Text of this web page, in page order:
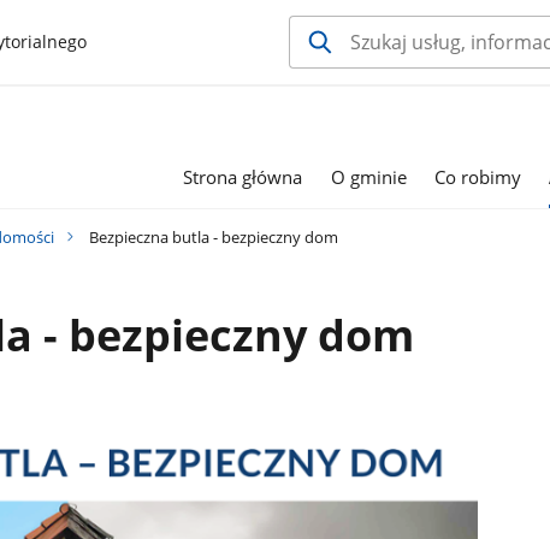
Strona główna O gminie Co robimy
Bezpieczna butla - bezpieczny dom
- bezpieczny dom